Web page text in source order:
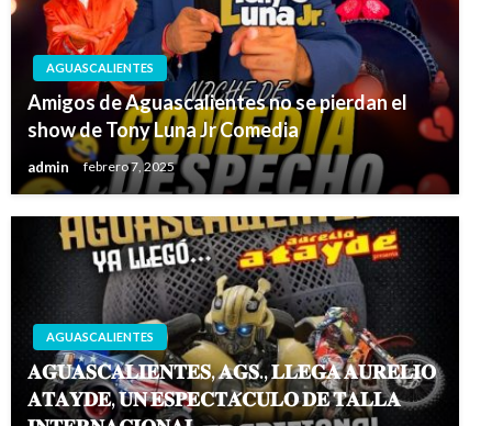
AGUASCALIENTES
Amigos de Aguascalientes no se pierdan el
show de Tony Luna Jr Comedia
admin febrero 7, 2025
AGUASCALIENTES
𝐀𝐆𝐔𝐀𝐒𝐂𝐀𝐋𝐈𝐄𝐍𝐓𝐄𝐒, 𝐀𝐆𝐒., 𝐋𝐋𝐄𝐆𝐀 𝐀𝐔𝐑𝐄𝐋𝐈𝐎
𝐀𝐓𝐀𝐘𝐃𝐄, 𝐔𝐍 𝐄𝐒𝐏𝐄𝐂𝐓𝐀́𝐂𝐔𝐋𝐎 𝐃𝐄 𝐓𝐀𝐋𝐋𝐀